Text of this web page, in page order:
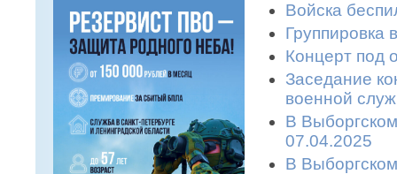
Войска
Группировка
Концерт под
Заседание
военной
В
07.04.2025
В